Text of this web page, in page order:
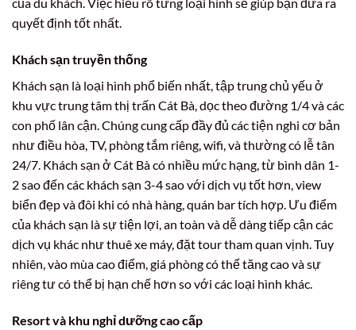
quyết định tốt nhất.
Khách sạn truyền thống
Khách sạn là loại hình phổ biến nhất, tập trung chủ yếu ở
khu vực trung tâm thị trấn Cát Bà, dọc theo đường 1/4 và các
con phố lân cận. Chúng cung cấp đầy đủ các tiện nghi cơ bản
như điều hòa, TV, phòng tắm riêng, wifi, và thường có lễ tân
24/7. Khách sạn ở Cát Bà có nhiều mức hạng, từ bình dân 1-
2 sao đến các khách sạn 3-4 sao với dịch vụ tốt hơn, view
biển đẹp và đôi khi có nhà hàng, quán bar tích hợp. Ưu điểm
của khách sạn là sự tiện lợi, an toàn và dễ dàng tiếp cận các
dịch vụ khác như thuê xe máy, đặt tour tham quan vịnh. Tuy
nhiên, vào mùa cao điểm, giá phòng có thể tăng cao và sự
riêng tư có thể bị hạn chế hơn so với các loại hình khác.
Resort và khu nghỉ dưỡng cao cấp